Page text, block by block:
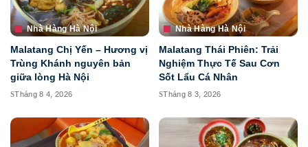
Nhà Hàng Hà Nội
Malatang Chị Yến – Hương vị
Trùng Khánh nguyên bản
giữa lòng Hà Nội
Tháng 8 4, 2026
Nhà Hàng Hà Nội
Malatang Thái Phiên: Trải
Nghiệm Thực Tế Sau Cơn
Sốt Lẩu Cá Nhân
Tháng 8 3, 2026